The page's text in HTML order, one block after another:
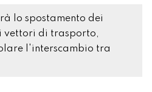
lo spostamento dei
vettori di trasporto,
l'interscambio tra